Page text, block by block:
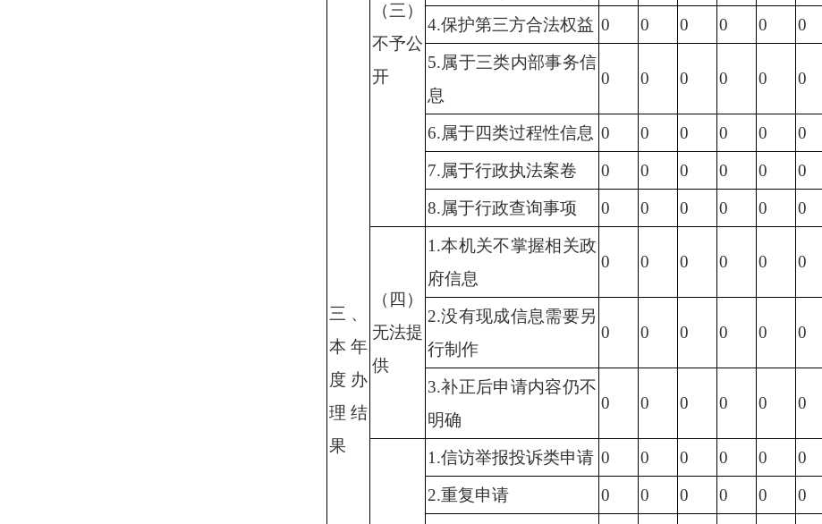
三、
本年
度办
理结
果
（三）
不予公
开
4.保护第三方合法权益 0 0 0 0 0 0
5.属于三类内部事务信
息
0 0 0 0 0 0
6.属于四类过程性信息 0 0 0 0 0 0
7.属于行政执法案卷
0 0 0 0 0 0
8.属于行政查询事项
0 0 0 0 0 0
（四）
无法提
供
1.本机关不掌握相关政
府信息
0 0 0 0 0 0
2.没有现成信息需要另
行制作
0 0 0 0 0 0
3.补正后申请内容仍不
明确
0 0 0 0 0 0
1.信访举报投诉类申请 0 0 0 0 0 0
2.重复申请
0 0 0 0 0 0